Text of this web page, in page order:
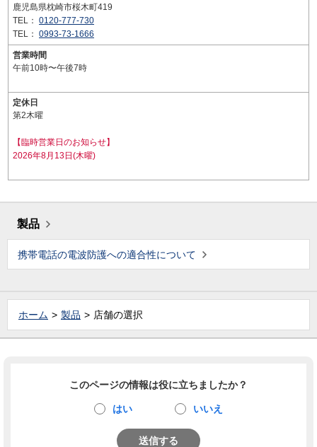
鹿児島県枕崎市桜木町419
TEL： 0120-777-730
TEL： 0993-73-1666
営業時間
午前10時〜午後7時
定休日
第2木曜
【臨時営業日のお知らせ】
2026年8月13日(木曜)
製品
携帯電話の電波防護への適合性について
ホーム 製品 店舗の選択
このページの情報は役に立ちましたか？
はい いいえ
送信する